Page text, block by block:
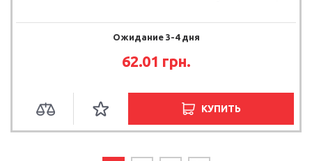
Ожидание 3-4 дня
62.01 грн.
КУПИТЬ